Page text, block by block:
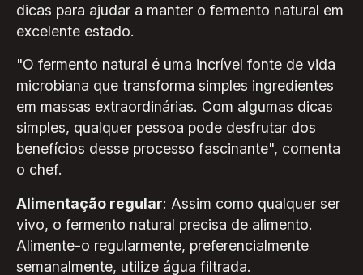
dicas para ajudar a manter o fermento natural em
excelente estado.
"O fermento natural é uma incrível fonte de vida
microbiana que transforma simples ingredientes
em massas extraordinárias. Com algumas dicas
simples, qualquer pessoa pode desfrutar dos
benefícios desse processo fascinante", comenta
o chef.
Alimentação regular: Assim como qualquer ser
vivo, o fermento natural precisa de alimento.
Alimente-o regularmente, preferencialmente
semanalmente, utilize água filtrada.